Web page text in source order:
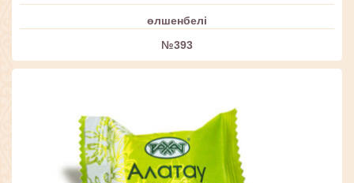
өлшенбелі
№393